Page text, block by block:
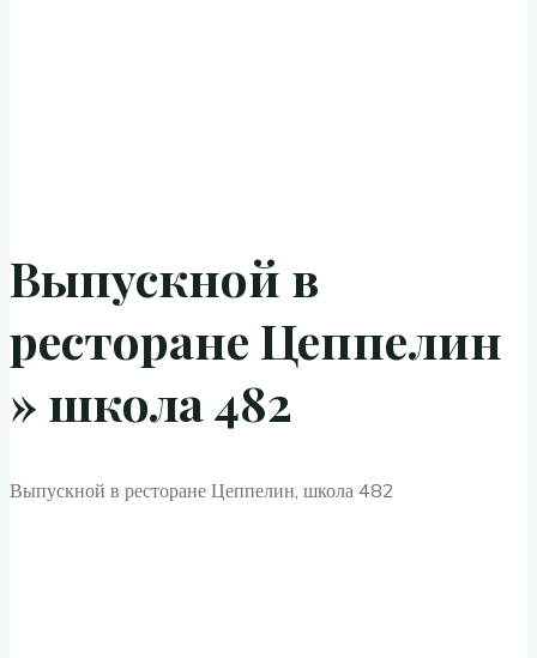
Выпускной в
ресторане Цеппелин
» школа 482
Выпускной в ресторане Цеппелин, школа 482